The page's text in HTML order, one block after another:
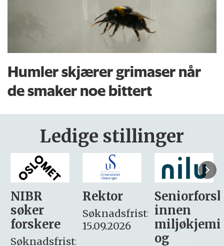
Humler skjærer grimaser når
de smaker noe bittert
Ledige stillinger
Rektor
Søknadsfrist:
15.09.2026
Seniorforsker
innen
miljøkjemi
søker
– fast